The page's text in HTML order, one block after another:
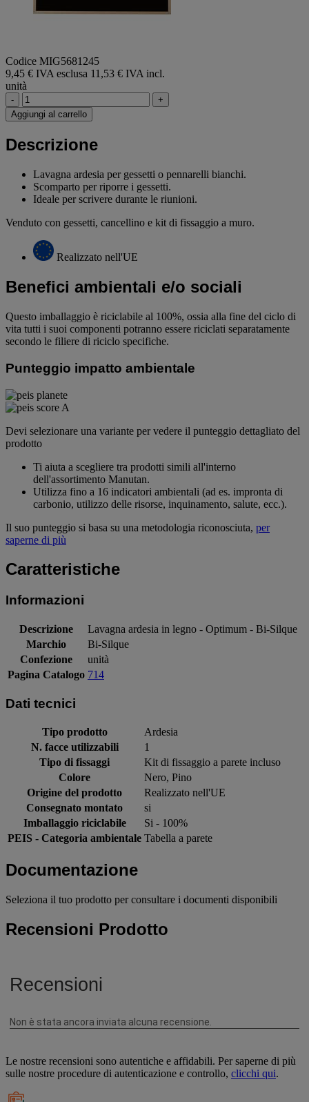
Codice MIG5681245
9,45 € IVA esclusa 11,53 € IVA incl.
unità
-
+
Aggiungi al carrello
Descrizione
Lavagna ardesia per gessetti o pennarelli bianchi.
Scomparto per riporre i gessetti.
Ideale per scrivere durante le riunioni.
Venduto con gessetti, cancellino e kit di fissaggio a muro.
Realizzato nell'UE
Benefici ambientali e/o sociali
Questo imballaggio è riciclabile al 100%, ossia alla fine del ciclo di
vita tutti i suoi componenti potranno essere riciclati separatamente
secondo le filiere di riciclo specifiche.
Punteggio impatto ambientale
Devi selezionare una variante per vedere il punteggio dettagliato del
prodotto
Ti aiuta a scegliere tra prodotti simili all'interno
dell'assortimento Manutan.
Utilizza fino a 16 indicatori ambientali (ad es. impronta di
carbonio, utilizzo delle risorse, inquinamento, salute, ecc.).
Il suo punteggio si basa su una metodologia riconosciuta, per
saperne di più
Caratteristiche
Informazioni
Descrizione
Lavagna ardesia in legno - Optimum - Bi-Silque
Marchio
Bi-Silque
Confezione
unità
Pagina Catalogo 714
Dati tecnici
Tipo prodotto
Ardesia
N. facce utilizzabili
1
Tipo di fissaggi
Kit di fissaggio a parete incluso
Colore
Nero, Pino
Origine del prodotto
Realizzato nell'UE
Consegnato montato
si
Imballaggio riciclabile
Si - 100%
PEIS - Categoria ambientale Tabella a parete
Documentazione
Seleziona il tuo prodotto per consultare i documenti disponibili
Recensioni Prodotto
Le nostre recensioni sono autentiche e affidabili. Per saperne di più
sulle nostre procedure di autenticazione e controllo, clicchi qui.